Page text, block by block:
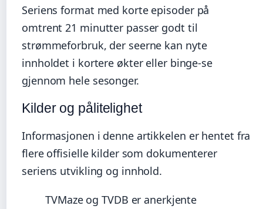
Seriens format med korte episoder på
omtrent 21 minutter passer godt til
strømmeforbruk, der seerne kan nyte
innholdet i kortere økter eller binge-se
gjennom hele sesonger.
Kilder og pålitelighet
Informasjonen i denne artikkelen er hentet fra
flere offisielle kilder som dokumenterer
seriens utvikling og innhold.
TVMaze og TVDB er anerkjente